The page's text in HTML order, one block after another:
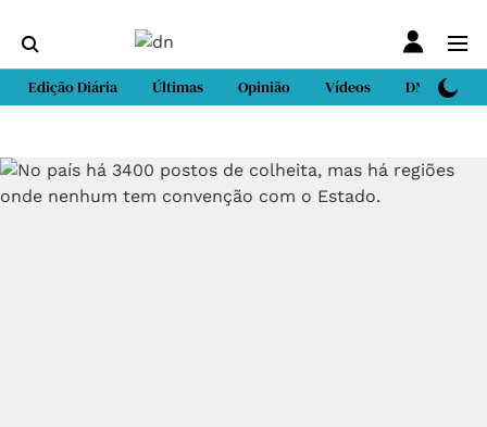
Edição Diária Últimas Opinião Vídeos DN Sport